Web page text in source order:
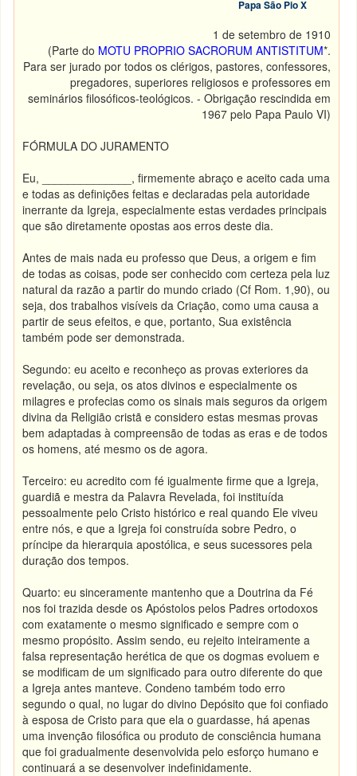
Papa São Pio X
1 de setembro de 1910
(Parte do MOTU PROPRIO SACRORUM ANTISTITUM*.
Para ser jurado por todos os clérigos, pastores, confessores,
pregadores, superiores religiosos e professores em
seminários filosóficos-teológicos. - Obrigação rescindida em
1967 pelo Papa Paulo VI)
FÓRMULA DO JURAMENTO
Eu, ______________, firmemente abraço e aceito cada uma
e todas as definições feitas e declaradas pela autoridade
inerrante da Igreja, especialmente estas verdades principais
que são diretamente opostas aos erros deste dia.
Antes de mais nada eu professo que Deus, a origem e fim
de todas as coisas, pode ser conhecido com certeza pela luz
natural da razão a partir do mundo criado (Cf Rom. 1,90), ou
seja, dos trabalhos visíveis da Criação, como uma causa a
partir de seus efeitos, e que, portanto, Sua existência
também pode ser demonstrada.
Segundo: eu aceito e reconheço as provas exteriores da
revelação, ou seja, os atos divinos e especialmente os
milagres e profecias como os sinais mais seguros da origem
divina da Religião cristã e considero estas mesmas provas
bem adaptadas à compreensão de todas as eras e de todos
os homens, até mesmo os de agora.
Terceiro: eu acredito com fé igualmente firme que a Igreja,
guardiã e mestra da Palavra Revelada, foi instituída
pessoalmente pelo Cristo histórico e real quando Ele viveu
entre nós, e que a Igreja foi construída sobre Pedro, o
príncipe da hierarquia apostólica, e seus sucessores pela
duração dos tempos.
Quarto: eu sinceramente mantenho que a Doutrina da Fé
nos foi trazida desde os Apóstolos pelos Padres ortodoxos
com exatamente o mesmo significado e sempre com o
mesmo propósito. Assim sendo, eu rejeito inteiramente a
falsa representação herética de que os dogmas evoluem e
se modificam de um significado para outro diferente do que
a Igreja antes manteve. Condeno também todo erro
segundo o qual, no lugar do divino Depósito que foi confiado
à esposa de Cristo para que ela o guardasse, há apenas
uma invenção filosófica ou produto de consciência humana
que foi gradualmente desenvolvida pelo esforço humano e
continuará a se desenvolver indefinidamente.